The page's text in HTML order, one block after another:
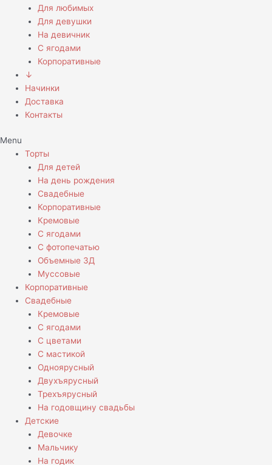
Для любимых
Для девушки
На девичник
С ягодами
Корпоративные
↓
Начинки
Доставка
Контакты
Menu
Торты
Для детей
На день рождения
Свадебные
Корпоративные
Кремовые
С ягодами
С фотопечатью
Объемные 3Д
Муссовые
Корпоративные
Свадебные
Кремовые
С ягодами
С цветами
С мастикой
Одноярусный
Двухъярусный
Трехъярусный
На годовщину свадьбы
Детские
Девочке
Мальчику
На годик